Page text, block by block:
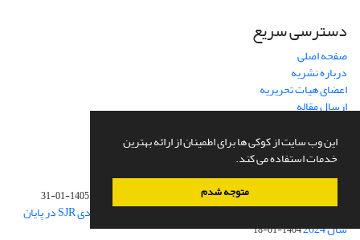
این وب سایت از کوکی ها برای اطمینان از ارائه بهترین
خدمات استفاده می کند.
متوجه شدم
دسترسی سریع
صفحه اصلی
درباره نشریه
اعضای هیات تحریریه
ارسال مقاله
نقشه سایت
آخرین اخبار
فراخوان ارسال مقاله بیست و دومین کنفرانس ژئوفیزیک ایران 1405-01-31
کسب رتبه Q4 مجله ژئوفیزیک ایران در رتبه بندی پایگاه رده بندی SJR در پایان
سال 2024 1404-01-18